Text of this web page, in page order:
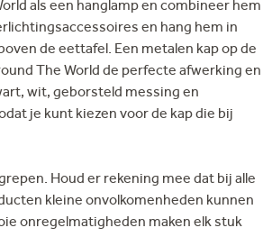
als een hanglamp en combineer hem
en hang hem in
de eettafel. Een metalen kap op de
The World de perfecte afwerking en
wit, geborsteld messing en
je kunt kiezen voor de kap die bij
Houd er rekening mee dat bij alle
kleine onvolkomenheden kunnen
onregelmatigheden maken elk stuk